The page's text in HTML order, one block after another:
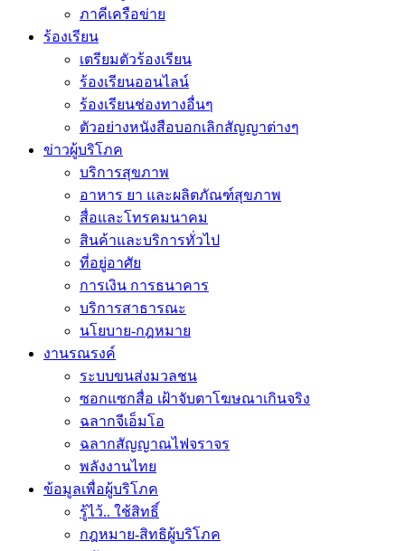
ภาคีเครือข่าย
ร้องเรียน
เตรียมตัวร้องเรียน
ร้องเรียนออนไลน์
ร้องเรียนช่องทางอื่นๆ
ตัวอย่างหนังสือบอกเลิกสัญญาต่างๆ
ข่าวผู้บริโภค
บริการสุขภาพ
อาหาร ยา และผลิตภัณฑ์สุขภาพ
สื่อและโทรคมนาคม
สินค้าและบริการทั่วไป
ที่อยู่อาศัย
การเงิน การธนาคาร
บริการสาธารณะ
นโยบาย-กฎหมาย
งานรณรงค์
ระบบขนส่งมวลชน
ซอกแซกสื่อ เฝ้าจับตาโฆษณาเกินจริง
ฉลากจีเอ็มโอ
ฉลากสัญญาณไฟจราจร
พลังงานไทย
ข้อมูลเพื่อผู้บริโภค
รู้ไว้.. ใช้สิทธิ์
กฎหมาย-สิทธิผู้บริโภค